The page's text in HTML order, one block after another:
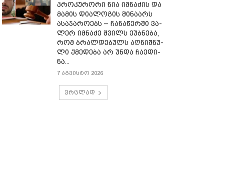
პროკურორი ნია იმნაძის და
მამის დიალოგის შინაარს
ასაჯაროებს – ჩა­ნა­წერ­ში ვა­
ლერ იმ­ნა­ძე შვილს ეუბ­ნე­ბა,
რომ ბრალ­დე­ბულს აღ­ნიშ­ნუ­
ლი ქმე­დე­ბა არ უნდა ჩა­ე­დი­
ნა...
7 აგვისტო 2026
ვრცლად